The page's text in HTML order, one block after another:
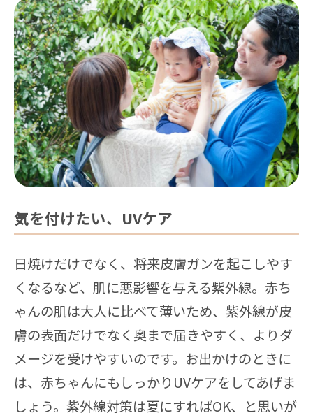
気を付けたい、UVケア
日焼けだけでなく、将来皮膚ガンを起こしやす
くなるなど、肌に悪影響を与える紫外線。赤ち
ゃんの肌は大人に比べて薄いため、紫外線が皮
膚の表面だけでなく奥まで届きやすく、よりダ
メージを受けやすいのです。お出かけのときに
は、赤ちゃんにもしっかりUVケアをしてあげま
しょう。紫外線対策は夏にすればOK、と思いが